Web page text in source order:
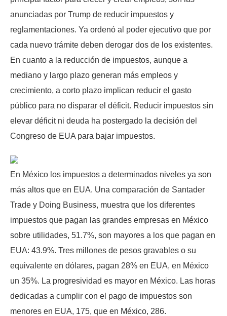
anunciadas por Trump de reducir impuestos y
reglamentaciones. Ya ordenó al poder ejecutivo que por
cada nuevo trámite deben derogar dos de los existentes.
En cuanto a la reducción de impuestos, aunque a
mediano y largo plazo generan más empleos y
crecimiento, a corto plazo implican reducir el gasto
público para no disparar el déficit. Reducir impuestos sin
elevar déficit ni deuda ha postergado la decisión del
Congreso de EUA para bajar impuestos.
En México los impuestos a determinados niveles ya son
más altos que en EUA. Una comparación de Santader
Trade y Doing Business, muestra que los diferentes
impuestos que pagan las grandes empresas en México
sobre utilidades, 51.7%, son mayores a los que pagan en
EUA: 43.9%. Tres millones de pesos gravables o su
equivalente en dólares, pagan 28% en EUA, en México
un 35%. La progresividad es mayor en México. Las horas
dedicadas a cumplir con el pago de impuestos son
menores en EUA, 175, que en México, 286.